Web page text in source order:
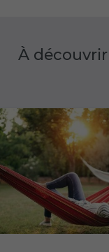
À découvrir